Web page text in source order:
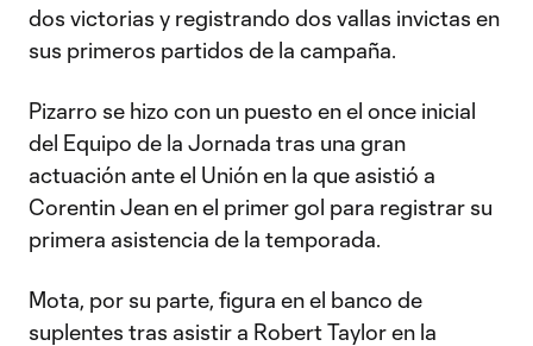
dos victorias y registrando dos vallas invictas en
sus primeros partidos de la campaña.
Pizarro se hizo con un puesto en el once inicial
del Equipo de la Jornada tras una gran
actuación ante el Unión en la que asistió a
Corentin Jean en el primer gol para registrar su
primera asistencia de la temporada.
Mota, por su parte, figura en el banco de
suplentes tras asistir a Robert Taylor en la